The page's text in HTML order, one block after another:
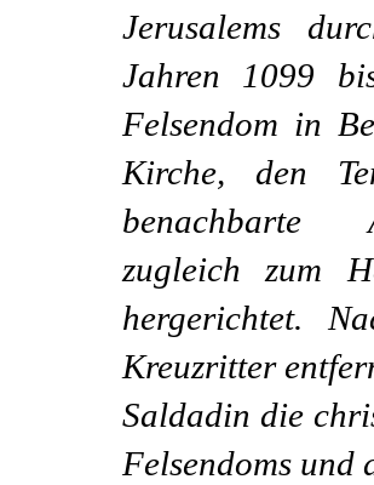
Jerusalems
Jahren 1099
Felsendom in
Kirche, den
benachbarte
zugleich zum
hergerichtet.
Kreuzritter
Saldadin die
Felsendoms und